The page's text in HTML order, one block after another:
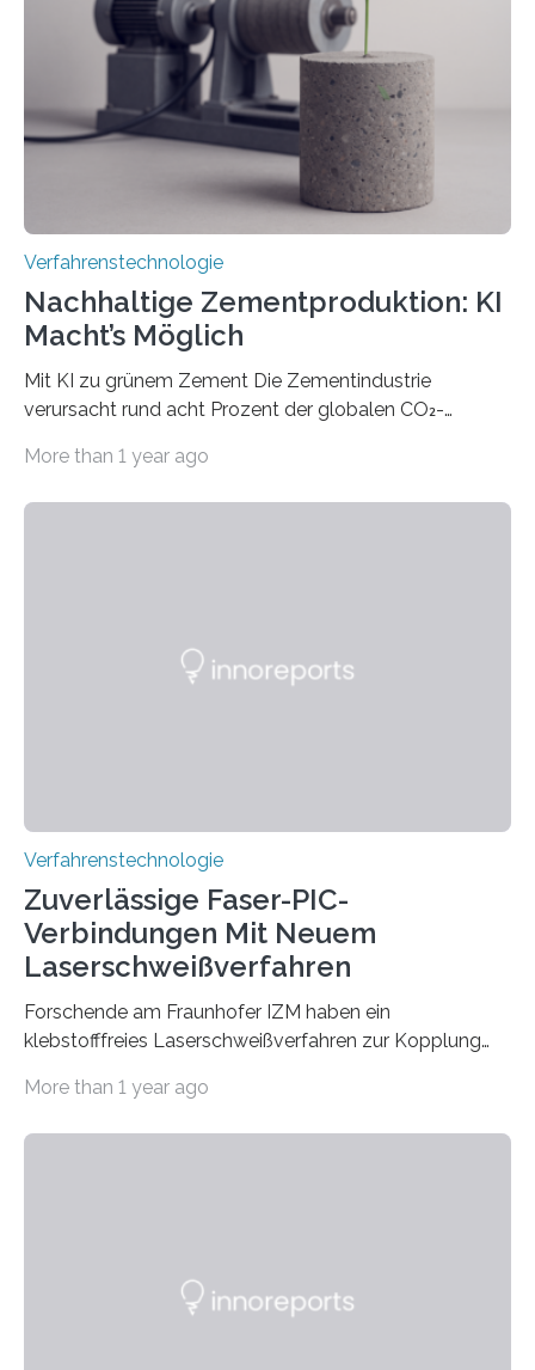
Werkstückoberfläche. Das beschleunigt die
Bearbeitung deutlich und eröffnet neue Möglichkeiten
für Branchen wie die stahl- und metallverarbeitende
Industrie oder die Glasverarbeitung. Erste Tests…
Verfahrenstechnologie
Nachhaltige Zementproduktion: KI
Macht’s Möglich
Mit KI zu grünem Zement Die Zementindustrie
verursacht rund acht Prozent der globalen CO₂-
Flugverkehr. Forschende am Paul Scherrer Institut PSI
brennen, der Grundstoff für baufertigen Zement. Wenig
More than 1 year ago
Verfahrenstechnologie
Zuverlässige Faser-PIC-
Verbindungen Mit Neuem
Laserschweißverfahren
Forschende am Fraunhofer IZM haben ein
klebstofffreies Laserschweißverfahren zur Kopplung
optischen Glasfasern realisiert, welches auch in
Tieftemperaturumgebung ist unerlässlich zur
More than 1 year ago